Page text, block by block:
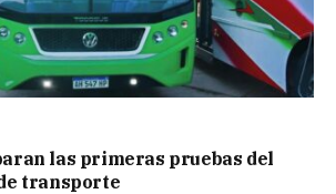
las primeras pruebas del
transporte